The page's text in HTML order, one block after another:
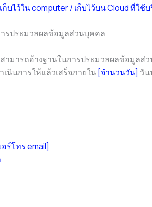
บไว้ใน computer / เก็บไว้บน Cloud ที่ใช้
ารประมวลผลข้อมูลส่วนบุคคล
สามารถอ้างฐานในการประมวลผลข้อมู
เนินการให้แล้วเสร็จภายใน [จำนวนวัน] วัน
ร์โทร email]